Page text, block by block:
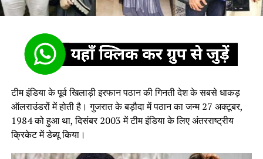
टीम इंडिया के पूर्व खिलाड़ी इरफान पठान की गिनती देश के सबसे धाकड़
ऑलराउंडरों में होती है। गुजरात के बड़ौदा में पठान का जन्म 27 अक्टूबर,
1984 को हुआ था, दिसंबर 2003 में टीम इंडिया के लिए अंतरराष्ट्रीय
क्रिकेट में डेब्यू किया।